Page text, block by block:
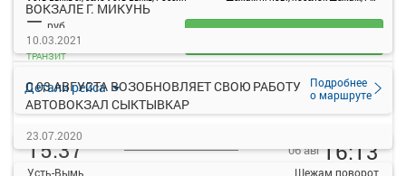
Детали рейса
Подробнее
о маршруте
— руб.
ТРАНЗИТ
15:37
Усть-Вымь
06 авг16:13
Шежам поворот
ВОКЗАЛЕ Г. МИКУНЬ
10.03.2021
С 03 АВГУСТА ВОЗОБНОВЛЯЕТ СВОЮ РАБОТУ
АВТОВОКЗАЛ СЫКТЫВКАР
23.07.2020